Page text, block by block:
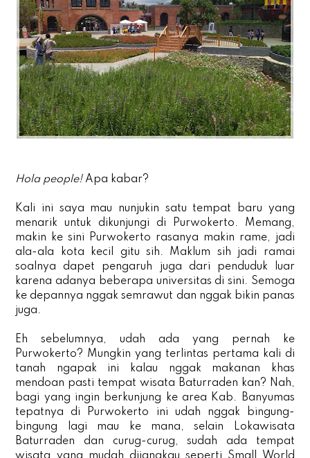
Hola people! Apa kabar?
Kali ini saya mau nunjukin satu tempat baru yang
menarik untuk dikunjungi di Purwokerto. Memang,
makin ke sini Purwokerto rasanya makin rame, jadi
ala-ala kota kecil gitu sih. Maklum sih jadi ramai
soalnya dapet pengaruh juga dari penduduk luar
karena adanya beberapa universitas di sini. Semoga
ke depannya nggak semrawut dan nggak bikin panas
juga.
Eh sebelumnya, udah ada yang pernah ke
Purwokerto? Mungkin yang terlintas pertama kali di
tanah ngapak ini kalau nggak makanan khas
mendoan pasti tempat wisata Baturraden kan? Nah,
bagi yang ingin berkunjung ke area Kab. Banyumas
tepatnya di Purwokerto ini udah nggak bingung-
bingung lagi mau ke mana, selain Lokawisata
Baturraden dan curug-curug, sudah ada tempat
wisata yang mudah dijangkau seperti Small World